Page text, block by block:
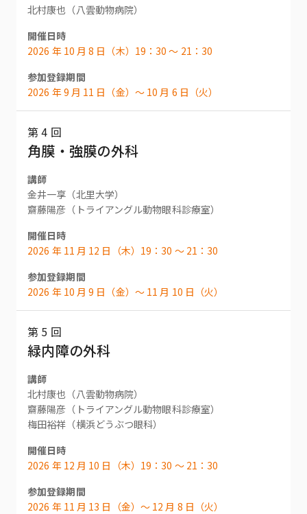
北村康也（八雲動物病院）
開催日時
2026 年 10 月 8 日（木）19：30 〜 21：30
参加登録期間
2026 年 9 月 11 日（金）〜 10 月 6 日（火）
第 4 回
角膜・強膜の外科
講師
金井一享（北里大学）
齋藤陽彦（トライアングル動物眼科診療室）
開催日時
2026 年 11 月 12 日（木）19：30 〜 21：30
参加登録期間
2026 年 10 月 9 日（金）〜 11 月 10 日（火）
第 5 回
緑内障の外科
講師
北村康也（八雲動物病院）
齋藤陽彦（トライアングル動物眼科診療室）
梅田裕祥（横浜どうぶつ眼科）
開催日時
2026 年 12 月 10 日（木）19：30 〜 21：30
参加登録期間
2026 年 11 月 13 日（金）〜 12 月 8 日（火）